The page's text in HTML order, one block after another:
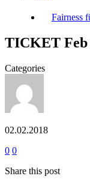
Fairness
TICKET Feb
Categories
02.02.2018
0 0
Share this post